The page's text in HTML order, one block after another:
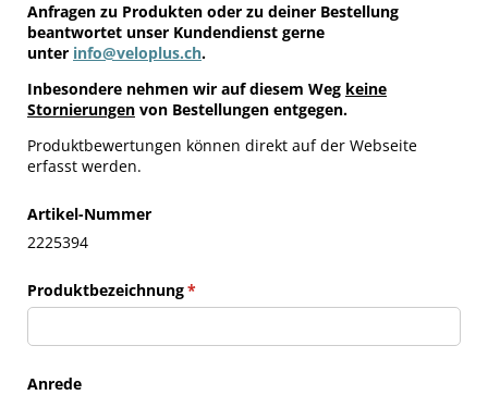
Anfragen zu Produkten oder zu deiner Bestellung
beantwortet unser Kundendienst gerne
unter info@veloplus.ch.
Inbesondere nehmen wir auf diesem Weg keine
Stornierungen von Bestellungen entgegen.
Produktbewertungen können direkt auf der Webseite
erfasst werden.
Artikel-Nummer
2225394
Produktbezeichnung*
(erforderlich)
Anrede